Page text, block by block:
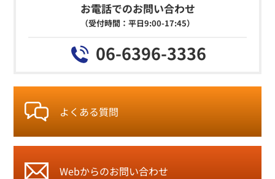
お電話でのお問い合わせ
（受付時間：平日9:00-17:45）
06-6396-3336
よくある質問
Webからのお問い合わせ